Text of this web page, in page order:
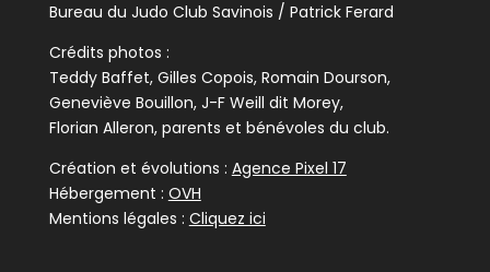
Bureau du Judo Club Savinois / Patrick Ferard
Crédits photos :
Teddy Baffet, Gilles Copois, Romain Dourson,
Geneviève Bouillon, J-F Weill dit Morey,
Florian Alleron, parents et bénévoles du club.
Création et évolutions : Agence Pixel 17
Hébergement : OVH
Mentions légales : Cliquez ici